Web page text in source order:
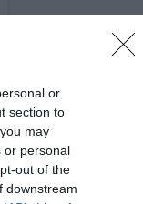
or
section to
may
or personal
out of the
downstream
θα έχουν ρεύμα
σήμερα στην Εύβοια
07.08.2026 | 08:45
Εορτολόγιο: Ποιοι
γιορτάζουν σήμερα,
Παρασκευή 7